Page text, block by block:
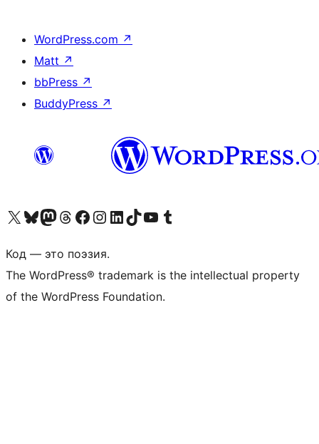
WordPress.com ↗
Matt ↗
bbPress ↗
BuddyPress ↗
Посетите нас в X (ранее Twitter)
Посетите нашу учётную запись в Bluesky
Посетите нашу ленту в Mastodon
Посетите нашу учётную запись в Threads
Посетите нашу страницу на Facebook
Посетите наш Instagram
Посетите нашу страницу в LinkedIn
Посетите нашу учётную запись в TikTok
Посетите наш канал YouTube
Посетите нашу учётную запись в Tumblr
Код — это поэзия.
The WordPress® trademark is the intellectual property
of the WordPress Foundation.